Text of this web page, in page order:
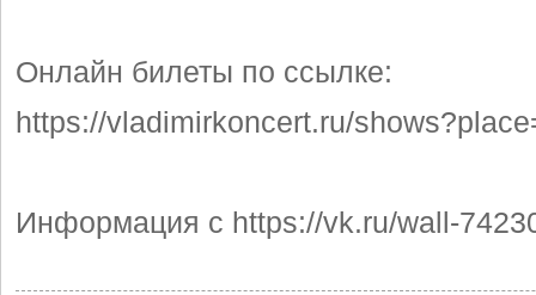
Онлайн билеты по ссылке:
https://vladimirkoncert.ru/
Информация с https://vk.ru/wall-